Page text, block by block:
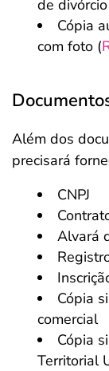
de
Cópia
com foto (
Além dos
precisará
CNPJ
Alvará
Cópia
comercial
Cópia
Territorial